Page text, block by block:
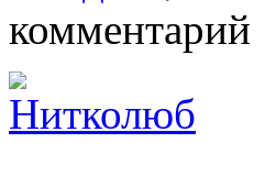
комментарий